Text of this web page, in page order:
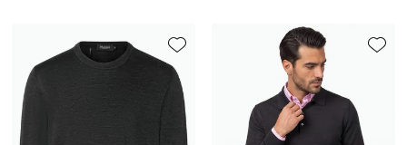
Toevoegen aan favorieten